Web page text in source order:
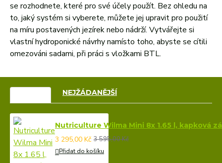
se rozhodnete, které pro své účely použít. Bez ohledu na
to, jaký systém si vyberete, můžete jej upravit pro použití
na míru postavených jezírek nebo nádrží. Vytvářejte si
vlastní hydroponické návrhy namísto toho, abyste se cítili
omezováni sadami, při práci s vložkami BTL.
NEJŽÁDANĚJŠÍ
Nutriculture Wilma Mini 8x 1.65 l, kapková
3 295,00 Kč 3 595,00 Kč
Přidat do košíku